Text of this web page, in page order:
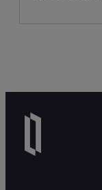
anunciado
para
generativa
interacciones
la IA a